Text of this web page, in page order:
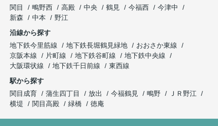
関目
鴫野西 高殿 中央 鶴見 今福西
今津中
新森
中本
野江
沿線から探す
地下鉄今里筋線
地下鉄長堀鶴見緑地
おおさか東線
京阪本線
片町線 地下鉄谷町線
地下鉄中央線
大阪環状線
地下鉄千日前線
東西線
駅から探す
関目成育
蒲生四丁目 放出 今福鶴見 鴫野
ＪＲ野江
横堤
関目高殿 緑橋 徳庵